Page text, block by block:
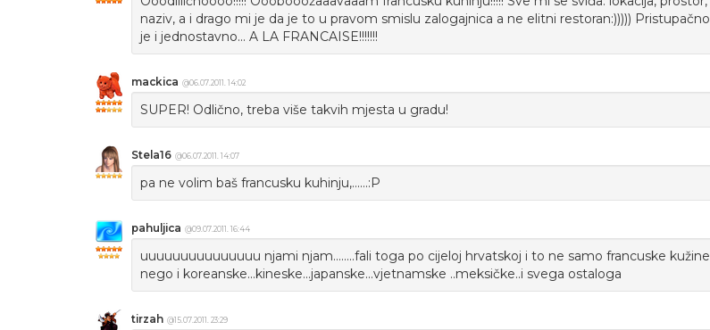
naziv, a i drago mi je da je to u pravom smislu zalogajnica a ne elitni restoran:))))) Pristupačno
je i jednostavno... A LA FRANCAISE!!!!!!!
mackica @06.07.2011. 14:02
SUPER! Odlično, treba više takvih mjesta u gradu!
Stela16 @06.07.2011. 14:07
pa ne volim baš francusku kuhinju,......:P
pahuljica @09.07.2011. 16:44
uuuuuuuuuuuuuuu njami njam........fali toga po cijeloj hrvatskoj i to ne samo francuske kužine
nego i koreanske...kineske...japanske...vjetnamske ..meksičke..i svega ostaloga
tirzah @15.07.2011. 23:29